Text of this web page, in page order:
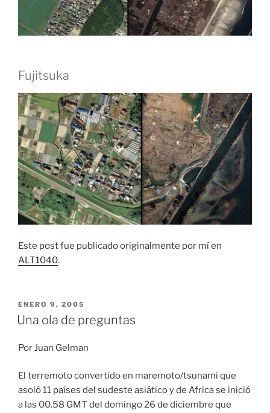
Fujitsuka
Este post fue publicado originalmente por mí en
ALT1040.
PUBLICADO
EL
ENERO 9, 2005
Una ola de preguntas
Por Juan Gelman
El terremoto convertido en maremoto/tsunami que
asoló 11 países del sudeste asiático y de Africa se inició
a las 00.58 GMT del domingo 26 de diciembre que